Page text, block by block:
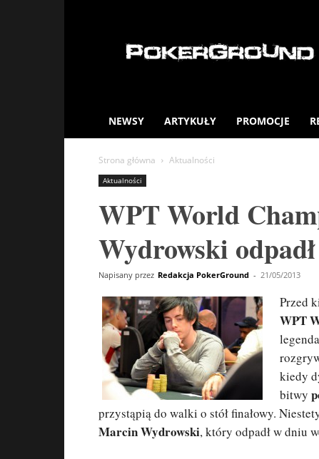
NEWSY ARTYKUŁY PROMOCJE
Strona główna Aktualności
Aktualności
WPT World
Wydrowski odpadł
Napisany przez Redakcja PokerGround - 21/05/2013
Przed
WPT
kiedy
bitwy
przystąpią do walki o stół finałowy.
Marcin Wydrowski, który odpadł w dniu